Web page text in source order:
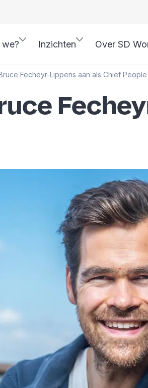
Inzichten Over SD
Fecheyr-Lippens aan als Chief